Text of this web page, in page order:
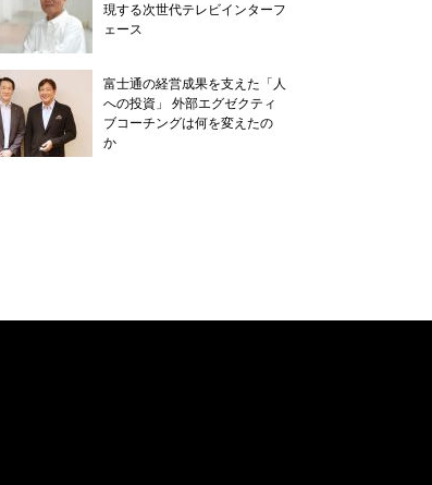
現する次世代テレビインターフ
ェース
富士通の経営成果を支えた「人
への投資」 外部エグゼクティ
ブコーチングは何を変えたの
か